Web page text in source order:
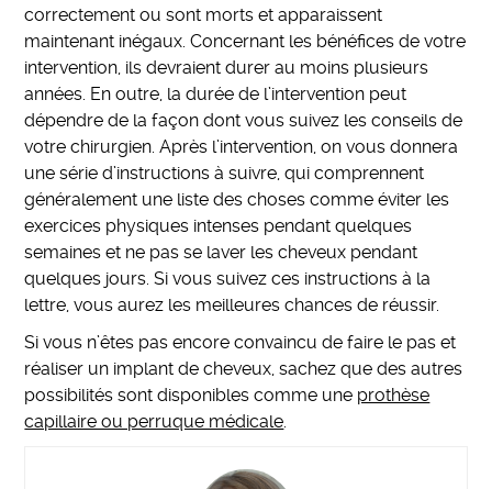
correctement ou sont morts et apparaissent
maintenant inégaux. Concernant les bénéfices de votre
intervention, ils devraient durer au moins plusieurs
années. En outre, la durée de l’intervention peut
dépendre de la façon dont vous suivez les conseils de
votre chirurgien. Après l’intervention, on vous donnera
une série d’instructions à suivre, qui comprennent
généralement une liste des choses comme éviter les
exercices physiques intenses pendant quelques
semaines et ne pas se laver les cheveux pendant
quelques jours. Si vous suivez ces instructions à la
lettre, vous aurez les meilleures chances de réussir.
Si vous n’êtes pas encore convaincu de faire le pas et
réaliser un implant de cheveux, sachez que des autres
possibilités sont disponibles comme une prothèse
capillaire ou perruque médicale.